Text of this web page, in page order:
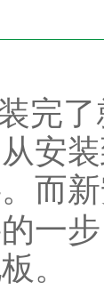
完
安
而
一
。